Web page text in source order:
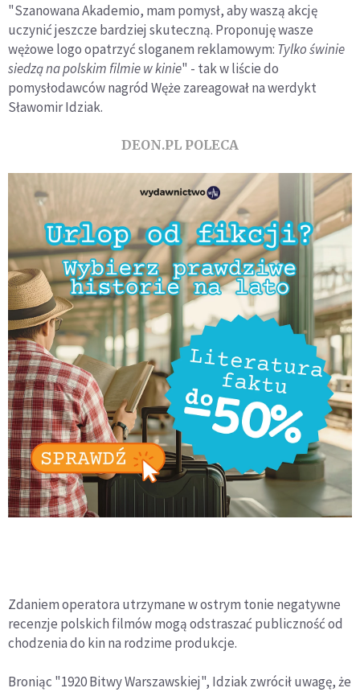
"Szanowana Akademio, mam pomysł, aby waszą akcję
uczynić jeszcze bardziej skuteczną. Proponuję wasze
wężowe logo opatrzyć sloganem reklamowym: Tylko świnie
siedzą na polskim filmie w kinie" - tak w liście do
pomysłodawców nagród Węże zareagował na werdykt
Sławomir Idziak.
DEON.PL POLECA
Zdaniem operatora utrzymane w ostrym tonie negatywne
recenzje polskich filmów mogą odstraszać publiczność od
chodzenia do kin na rodzime produkcje.
Broniąc "1920 Bitwy Warszawskiej", Idziak zwrócił uwagę, że